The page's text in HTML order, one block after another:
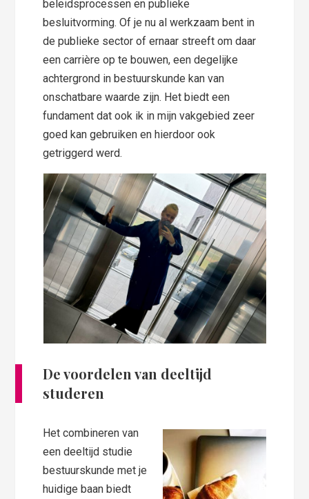
beleidsprocessen en publieke
besluitvorming. Of je nu al werkzaam bent in
de publieke sector of ernaar streeft om daar
een carrière op te bouwen, een degelijke
achtergrond in bestuurskunde kan van
onschatbare waarde zijn. Het biedt een
fundament dat ook ik in mijn vakgebied zeer
goed kan gebruiken en hierdoor ook
getriggerd werd.
De voordelen van deeltijd
studeren
Het combineren van
een deeltijd studie
bestuurskunde met je
huidige baan biedt